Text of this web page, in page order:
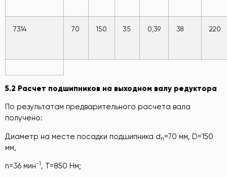
7314 70 150 35 0,39 38 220
5.2 Расчет подшипников на выходном валу редуктора
По результатам предварительного расчета вала
получено:
Диаметр на месте посадки подшипника dп=70 мм, D=150
мм,
n=36 мин-1, T=850 Нм;